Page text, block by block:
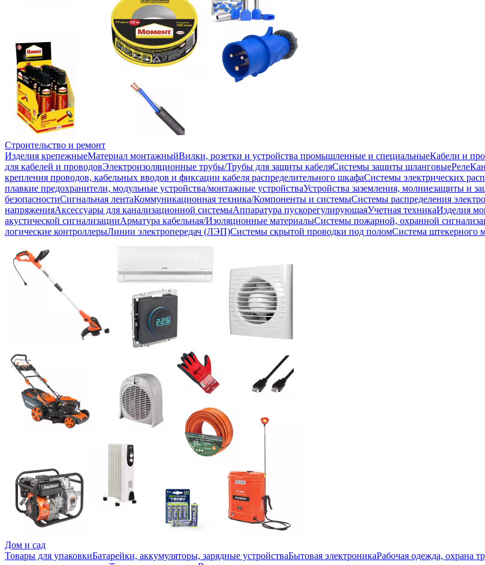
Строительство и ремонт
Изделия крепежныеМатериал монтажныйВилки, розетки и устройства промышленные и специальныеКабели и
для кабелей и проводовЭлектроизоляционные трубы/Трубы для защиты кабеляСистемы защиты шланговыеРеле
крепления проводов, кабельных вводов и фиксации кабеля распределительного шкафаСистемы электрических
плавкие предохранители, модульные устройства/монтажные устройстваУстройства заземления, молниезащиты и
безопасностиСигнальная лентаКоммуникационная техника/Компоненты и системыСистемы распределения
напряженияАксессуары для канализационной системыАппаратура пускорегулирующаяУчетная техникаИзделия
акустической сигнализацииАрматура кабельная/Изоляционные материалыСистемы пожарной, охранной
логические контроллерыЛинии электропередач (ЛЭП)Системы скрытой проводки под поломСистема штекерного
Дом и сад
Товары для упаковкиБатарейки, аккумуляторы, зарядные устройстваБытовая электроникаРабочая одежда, охрана